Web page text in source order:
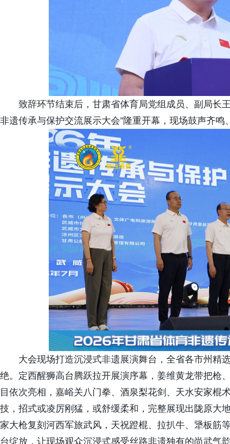
致辞环节结束后，甘肃省体育局党组成员、副局长
非遗传承与保护交流展示大会”隆重开幕，现场鼓声齐
大会现场打造沉浸式非遗展演舞台，全省各市州精
绝。定西醒狮高台腾跃拉开展演序幕，姜维黄龙带把枪
目依次亮相，嘉峪关八门拳、酒泉梨花剑、天水安家棍
技，招式或凌厉刚猛，或舒缓柔和，完整展现出陇原大
家大枪复刻河西军旅武风，天祝蹬棍、拉扒牛、犟板筋
台绽放，让现场观众沉浸式感受丝路非遗独有的尚武气